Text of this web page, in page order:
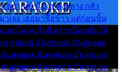
อยากเข้าไปแหลงกลาง กลัว
าเจอ เธอมาซื้อข้าว แต่ก่อนนั้น
เธอไม่เคยไยดี คราวนี้เธอยิ้มให้
ด สุดยอด มันสุดยอด มันสุดยอด
นสุดยอด มันสุดยอด มันสุดยอด
นสุดยอด มันสุดยอด มันสุดยอด